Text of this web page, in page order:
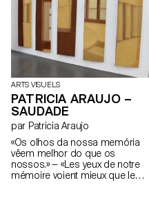
ARTS VISUELS
PATRICIA ARAUJO –
SAUDADE
par Patricia Araujo
«Os olhos da nossa memória
vêem melhor do que os
nossos.» — «Les yeux de notre
mémoire voient mieux que les